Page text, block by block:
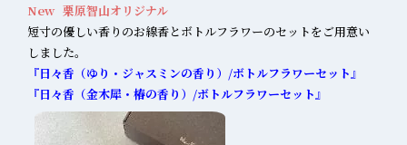
New 栗原智山オリジナル
短寸の優しい香りのお線香とボトルフラワーのセットをご用意い
しました。
『日々香（ゆり・ジャスミンの香り）/ボトルフラワーセット』
『日々香（金木犀・椿の香り）/ボトルフラワーセット』